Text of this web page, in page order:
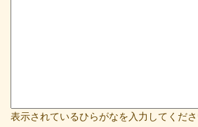
表示されているひらがなを入力してくだ